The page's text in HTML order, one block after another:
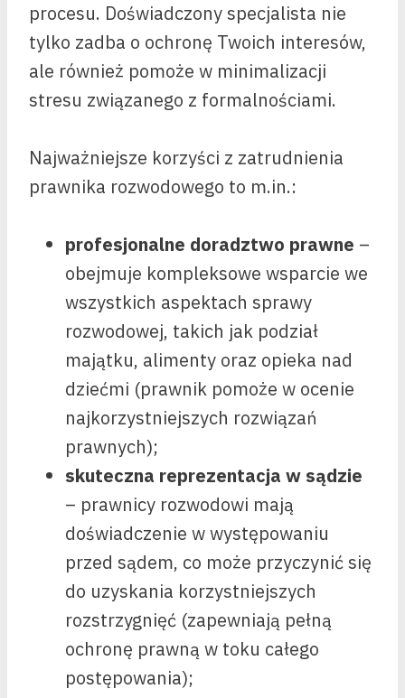
procesu. Doświadczony specjalista nie
tylko zadba o ochronę Twoich interesów,
ale również pomoże w minimalizacji
stresu związanego z formalnościami.
Najważniejsze korzyści z zatrudnienia
prawnika rozwodowego to m.in.:
profesjonalne doradztwo prawne –
obejmuje kompleksowe wsparcie we
wszystkich aspektach sprawy
rozwodowej, takich jak podział
majątku, alimenty oraz opieka nad
dziećmi (prawnik pomoże w ocenie
najkorzystniejszych rozwiązań
prawnych);
skuteczna reprezentacja w sądzie
– prawnicy rozwodowi mają
doświadczenie w występowaniu
przed sądem, co może przyczynić się
do uzyskania korzystniejszych
rozstrzygnięć (zapewniają pełną
ochronę prawną w toku całego
postępowania);